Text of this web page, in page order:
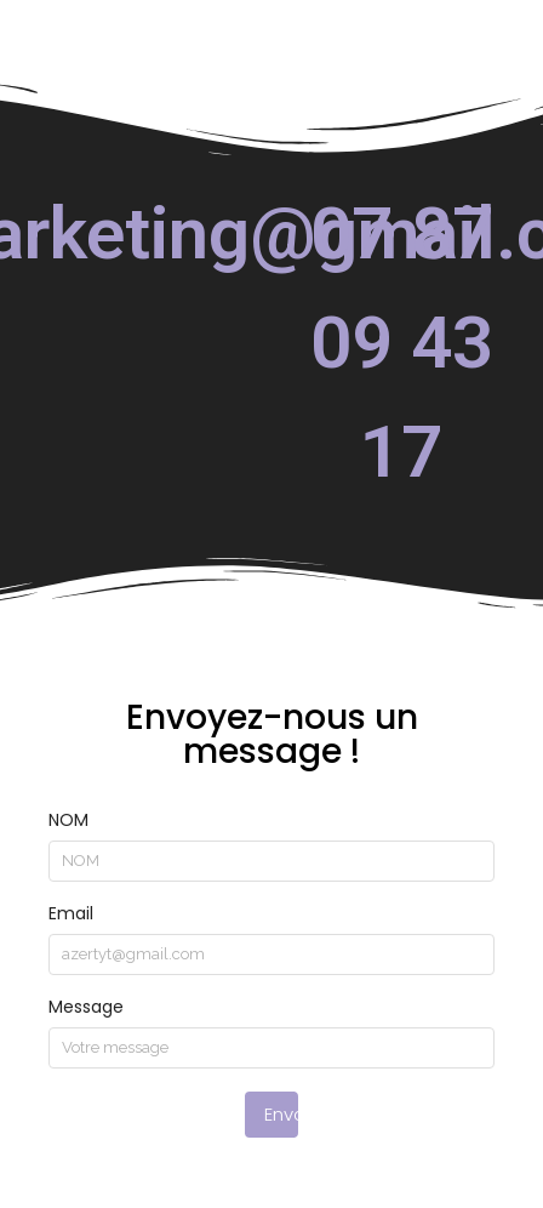
07 87
09 43
17
Envoyez-nous un
message !
NOM
Email
Message
Envoyer